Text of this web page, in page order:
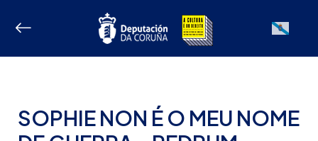
Galician
SOPHIE NON É O MEU NOME